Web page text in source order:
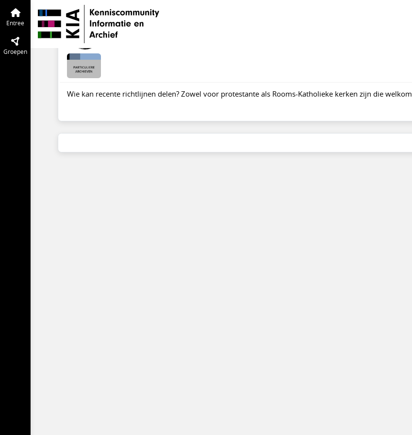
Entree
Groepen
Particuliere Archieven
Richtlijnen archivering kerkelijke archieven
jul 2017
Wie kan recente richtlijnen delen? Zowel voor protestante als Rooms-Katholieke kerken zijn die welkom.